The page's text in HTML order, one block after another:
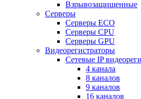
Взрывозащищенные
Серверы
Серверы ECO
Серверы CPU
Серверы GPU
Видеорегистраторы
Сетевые IP
4 канала
8 каналов
9 каналов
16 каналов